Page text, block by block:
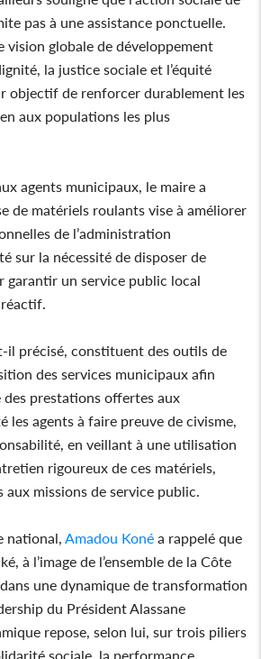
pas à une assistance ponctuelle.
vision globale de développement
la justice sociale et l’équité
objectif de renforcer durablement les
aux populations les plus
agents municipaux, le maire a
de matériels roulants vise à améliorer
de l’administration
sur la nécessité de disposer de
garantir un service public local
il précisé, constituent des outils de
des services municipaux afin
des prestations offertes aux
les agents à faire preuve de civisme,
en veillant à une utilisation
rigoureux de ces matériels,
missions de service public.
national, Amadou Koné a rappelé que
à l’image de l’ensemble de la Côte
dans une dynamique de transformation
du Président Alassane
repose, selon lui, sur trois piliers
sociale, la performance